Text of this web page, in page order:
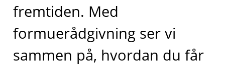
fremtiden. Med
formuerådgivning ser vi
sammen på, hvordan du får